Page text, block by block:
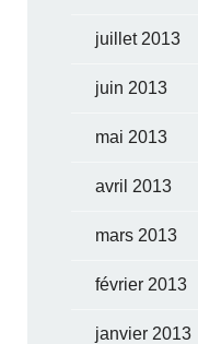
juillet 2013
juin 2013
mai 2013
avril 2013
mars 2013
février 2013
janvier 2013